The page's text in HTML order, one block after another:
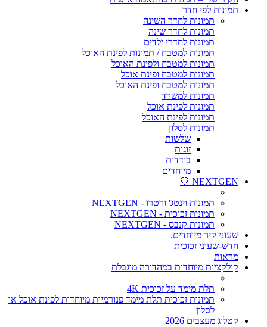
תמונות לפי חדר
תמונות לחדר השינה
תמונות לחדר שינה
תמונות לחדרי ילדים
תמונות למטבח / תמונות לפינת האוכל
תמונות למטבח ולפינת האוכל
תמונות למטבח ופינת אוכל
תמונות למטבח ופינת האוכל
תמונות למשרד
תמונות לפינת אוכל
תמונות לפינת האוכל
תמונות לסלון
שלשות
זוגות
בודדות
מיוחדים
NEXTGEN 🤍
תמונות וינטג' ורטרו - NEXTGEN
תמונות זכוכית - NEXTGEN
תמונות קנבס - NEXTGEN
שעוני קיר מיוחדים.
חדש-שעוני זכוכית
מראות
קולקציות מיוחדות במהדורה מוגבלת
תלת מימד על זכוכית 4K
תמונות זכוכית תלת מימד פנורמיות מיוחדות לפינת אוכל או
לסלון
קטלוג מעצבים 2026